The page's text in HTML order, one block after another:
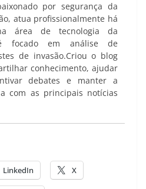
por segurança da
atua profissionalmente há
área de tecnologia da
focado em análise de
de invasão.Criou o blog
conhecimento, ajudar
debates e manter a
com as principais notícias
LinkedIn X